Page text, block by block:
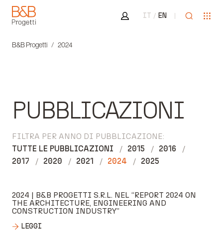
B&B Progetti
Area riservata
IT EN Apri
B&B Progetti 2024
PUBBLICAZIONI
FILTRA PER ANNO DI PUBBLICAZIONE:
TUTTE LE PUBBLICAZIONI
2015
2016
2017
2020 2021 2024 2025
2024 | B&B PROGETTI S.R.L. NEL “REPORT 2024 ON
THE ARCHITECTURE, ENGINEERING AND
CONSTRUCTION INDUSTRY”
LEGGI